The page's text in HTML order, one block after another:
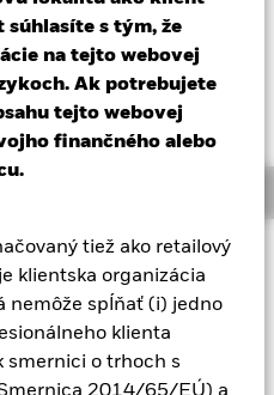
s tým, že
na tejto webovej
Ak potrebujete
tejto webovej
finančného alebo
tiež ako retailový
klientska organizácia
nemôže spĺňať (i) jedno
klienta
smernici o trhoch s
0,35 (1,41%)
vašej investície
rastu a príjmu z
indexu S&P Global Timber